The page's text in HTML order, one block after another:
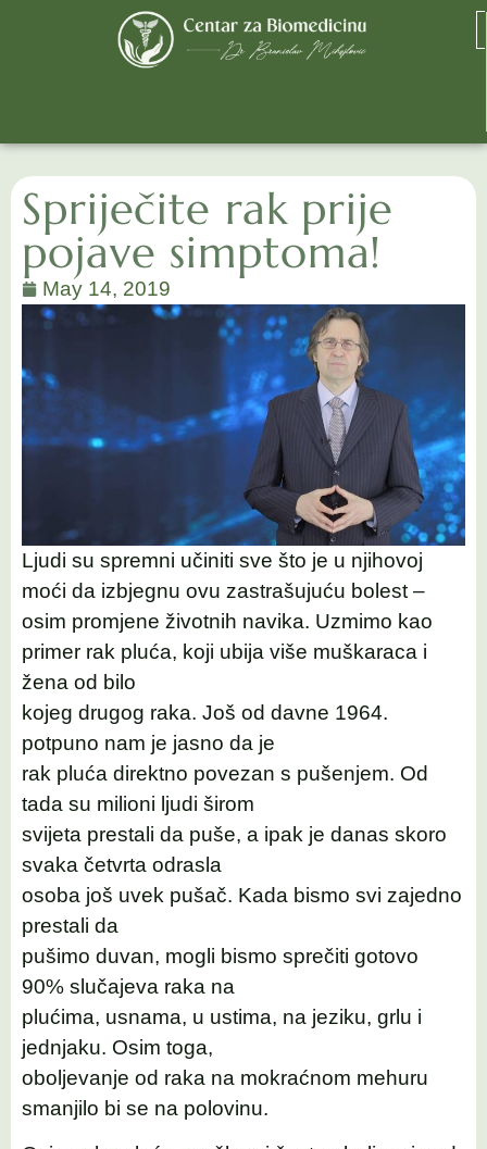
Spriječite rak prije
pojave simptoma!
May 14, 2019
Ljudi su spremni učiniti sve što je u njihovoj
moći da izbjegnu ovu zastrašujuću bolest –
osim promjene životnih navika. Uzmimo kao
primer rak pluća, koji ubija više muškaraca i
žena od bilo
kojeg drugog raka. Još od davne 1964.
potpuno nam je jasno da je
rak pluća direktno povezan s pušenjem. Od
tada su milioni ljudi širom
svijeta prestali da puše, a ipak je danas skoro
svaka četvrta odrasla
osoba još uvek pušač. Kada bismo svi zajedno
prestali da
pušimo duvan, mogli bismo sprečiti gotovo
90% slučajeva raka na
plućima, usnama, u ustima, na jeziku, grlu i
jednjaku. Osim toga,
oboljevanje od raka na mokraćnom mehuru
smanjilo bi se na polovinu.